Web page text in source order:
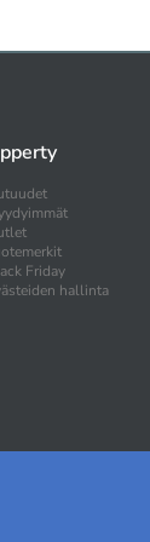
Friday
hallinta